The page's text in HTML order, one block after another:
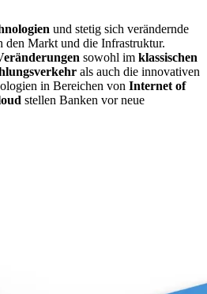
und stetig sich verändernde
den Markt und die Infrastruktur.
sowohl im klassischen
als auch die innovativen
in Bereichen von Internet of
stellen Banken vor neue